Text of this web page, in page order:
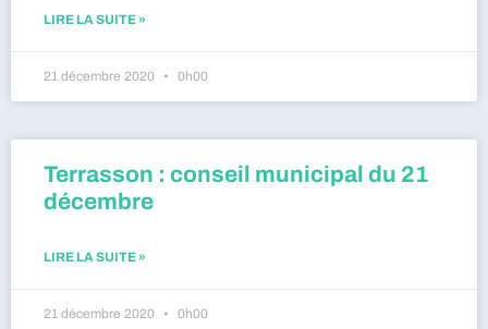
LIRE LA SUITE »
21 décembre 2020 0h00
Terrasson : conseil municipal du 21
décembre
LIRE LA SUITE »
21 décembre 2020 0h00